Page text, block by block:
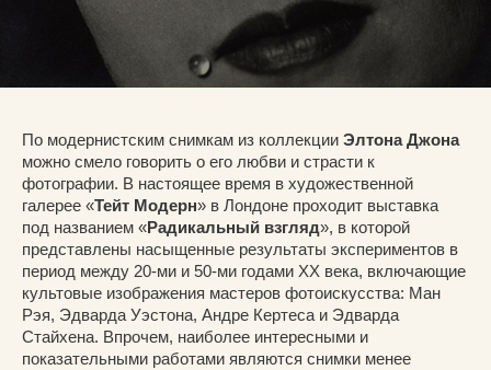
По модернистским снимкам из коллекции Элтона Джона
можно смело говорить о его любви и страсти к
фотографии. В настоящее время в художественной
галерее «Тейт Модерн» в Лондоне проходит выставка
под названием «Радикальный взгляд», в которой
представлены насыщенные результаты экспериментов в
период между 20-ми и 50-ми годами XX века, включающие
культовые изображения мастеров фотоискусства: Ман
Рэя, Эдварда Уэстона, Андре Кертеса и Эдварда
Стайхена. Впрочем, наиболее интересными и
показательными работами являются снимки менее